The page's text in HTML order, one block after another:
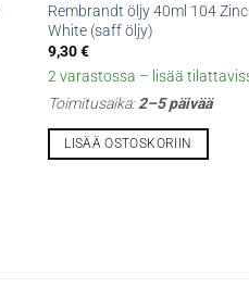
Rembrandt öljy 40ml 104 Zinc
White (saff öljy)
9,30€
2 varastossa – lisää
Toimitusaika:2–5 päivää
LISÄÄ OSTOSKORIIN